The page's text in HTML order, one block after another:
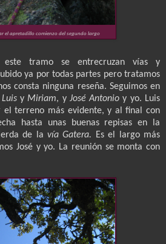
el apretadillo comienzo del segundo largo
tramo se entrecruzan vías y
ya por todas partes pero tratamos
consta ninguna reseña. Seguimos en
Luisy Miriam, y José Antonio y yo. Luis
terreno más evidente, y al final con
hasta unas buenas repisas en la
de la vía Gatera. Es el largo más
José y yo. La reunión se monta con